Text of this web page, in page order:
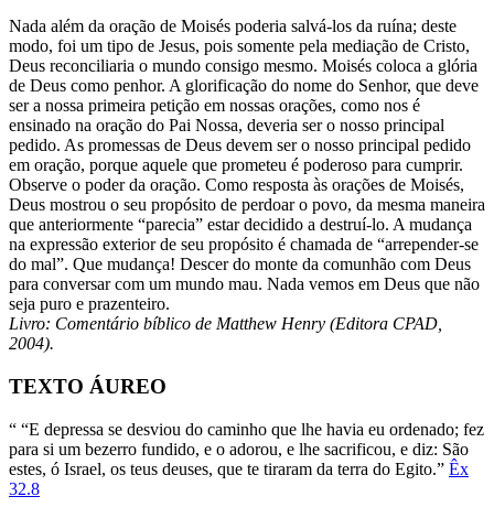
Nada além da oração de Moisés poderia salvá-los da ruína; deste
modo, foi um tipo de Jesus, pois somente pela mediação de Cristo,
Deus reconciliaria o mundo consigo mesmo. Moisés coloca a glória
de Deus como penhor. A glorificação do nome do Senhor, que deve
ser a nossa primeira petição em nossas orações, como nos é
ensinado na oração do Pai Nossa, deveria ser o nosso princi­pal
pedido. As promessas de Deus devem ser o nosso principal pedido
em oração, porque aquele que prometeu é poderoso para cumprir.
Observe o poder da oração. Como resposta às orações de Moisés,
Deus mostrou o seu propósito de perdoar o povo, da mesma maneira
que anteriormente “parecia” estar decidido a destruí-lo. A mudança
na expressão exterior de seu propósito é chamada de “arrepender-se
do mal”. Que mudança! Descer do monte da comunhão com Deus
para conversar com um mundo mau. Nada vemos em Deus que não
seja puro e prazenteiro.
Livro: Comentário bíblico de Matthew Henry (Editora CPAD,
2004).
TEXTO ÁUREO
“ “E depressa se desviou do caminho que lhe havia eu ordenado; fez
para si um bezerro fundido, e o adorou, e lhe sacrificou, e diz: São
estes, ó Israel, os teus deuses, que te tiraram da terra do Egito.” Êx
32.8